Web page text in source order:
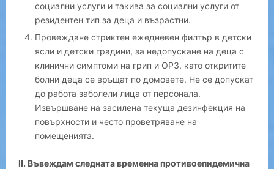
социални услуги и такива за социални услуги от
резидентен тип за деца и възрастни.
Провеждане стриктен ежедневен филтър в детски
ясли и детски градини, за недопускане на деца с
клинични симптоми на грип и ОРЗ, като откритите
болни деца се връщат по домовете. Не се допускат
до работа заболели лица от персонала.
Извършване на засилена текуща дезинфекция на
повърхности и често проветряване на
помещенията.
II. Въвеждам следната временна противоепидемична